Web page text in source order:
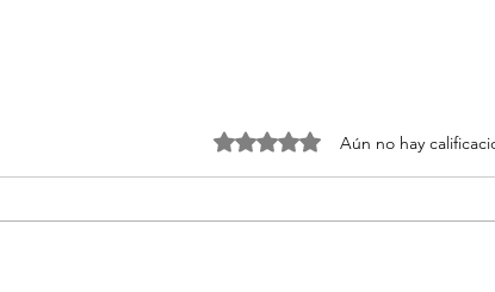
Obtuvo 0 de 5 estrellas.Aún no hay